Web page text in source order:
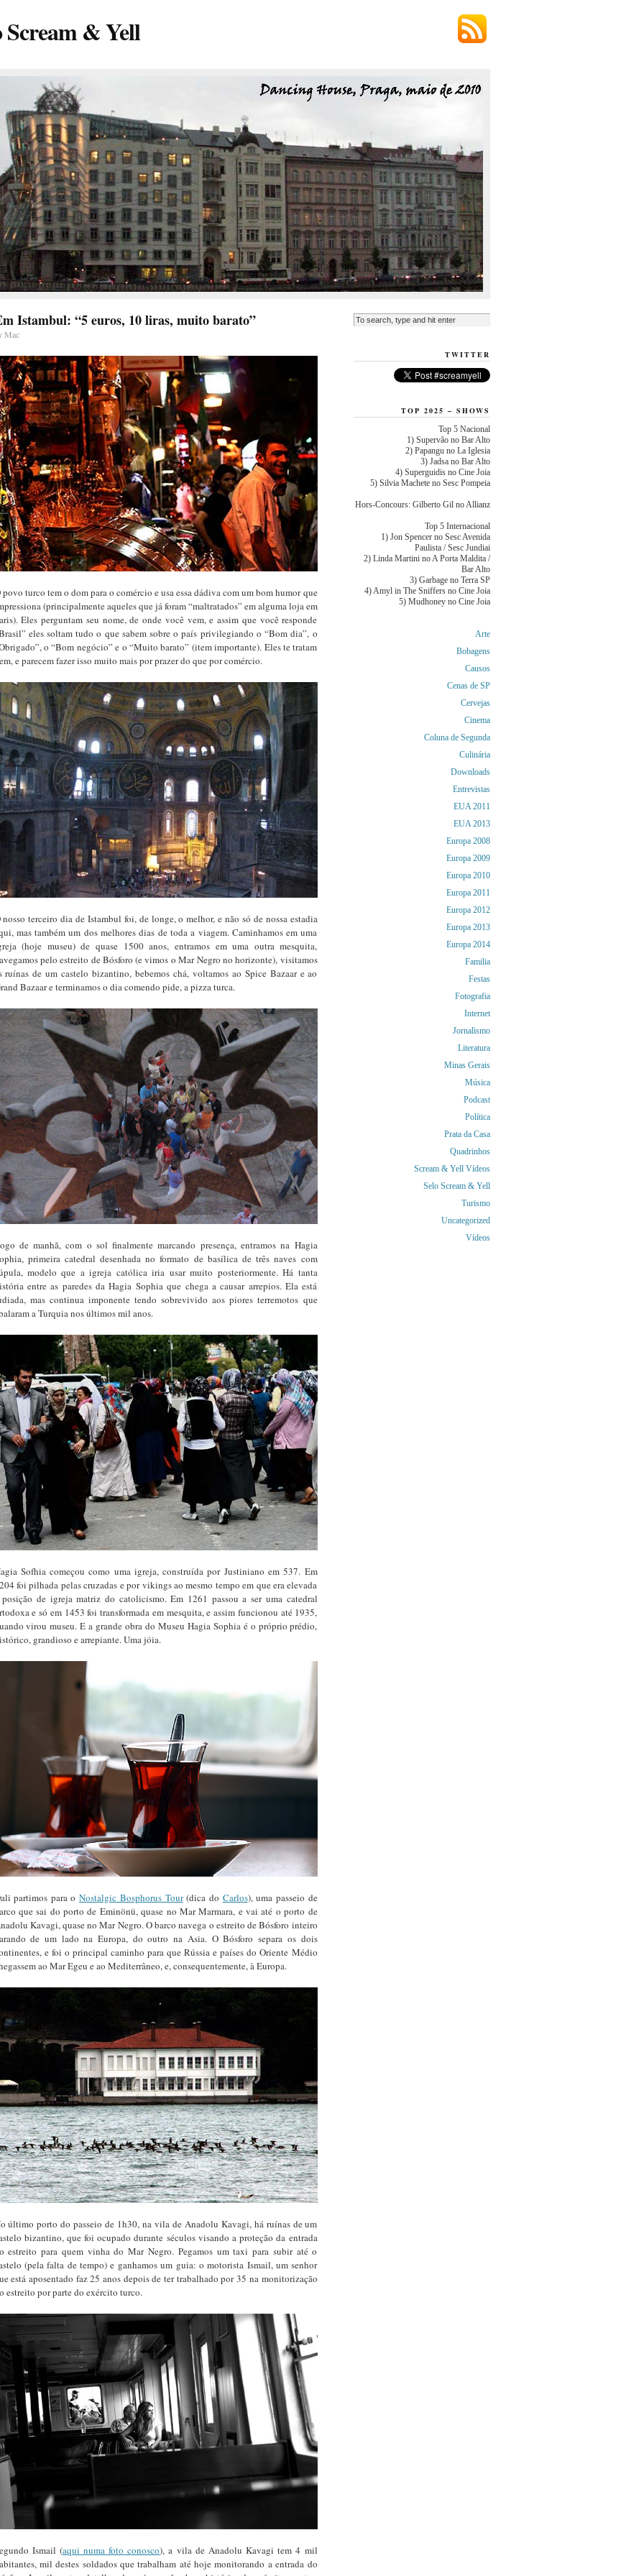
& Yell
Istambul: “5 euros, 10 liras, muito barato”
Mac
povo turco tem o dom para o comércio e usa essa dádiva com um bom humor que
(principalmente aqueles que já foram “maltratados” em alguma loja em
Eles perguntam seu nome, de onde você vem, e assim que você responde
eles soltam tudo o que sabem sobre o país privilegiando o “Bom dia”, o
o “Bom negócio” e o “Muito barato” (item importante). Eles te tratam
e parecem fazer isso muito mais por prazer do que por comércio.
nosso terceiro dia de Istambul foi, de longe, o melhor, e não só de nossa estadia
mas também um dos melhores dias de toda a viagem. Caminhamos em uma
(hoje museu) de quase 1500 anos, entramos em uma outra mesquita,
pelo estreito de Bósforo (e vimos o Mar Negro no horizonte), visitamos
ruínas de um castelo bizantino, bebemos chá, voltamos ao Spice Bazaar e ao
Bazaar e terminamos o dia comendo pide, a pizza turca.
de manhã, com o sol finalmente marcando presença, entramos na Hagia
primeira catedral desenhada no formato de basílica de três naves com
modelo que a igreja católica iria usar muito posteriormente. Há tanta
entre as paredes da Hagia Sophia que chega a causar arrepios. Ela está
mas continua imponente tendo sobrevivido aos piores terremotos que
a Turquia nos últimos mil anos.
Sofhia começou como uma igreja, construída por Justiniano em 537. Em
foi pilhada pelas cruzadas e por vikings ao mesmo tempo em que era elevada
de igreja matriz do catolicismo. Em 1261 passou a ser uma catedral
e só em 1453 foi transformada em mesquita, e assim funcionou até 1935,
virou museu. E a grande obra do Museu Hagia Sophia é o próprio prédio,
grandioso e arrepiante. Uma jóia.
partimos para oNostalgic Bosphorus Tour(dica do Carlos), uma passeio de
que sai do porto de Eminönü, quase no Mar Marmara, e vai até o porto de
Kavagi, quase no Mar Negro. O barco navega o estreito de Bósforo inteiro
de um lado na Europa, do outro na Asia. O Bósforo separa os dois
e foi o principal caminho para que Rússia e países do Oriente Médio
ao Mar Egeu e ao Mediterrâneo, e, consequentemente, à Europa.
último porto do passeio de 1h30, na vila de Anadolu Kavagi, há ruínas de um
bizantino, que foi ocupado durante séculos visando a proteção da entrada
estreito para quem vinha do Mar Negro. Pegamos um taxi para subir até o
(pela falta de tempo) e ganhamos um guia: o motorista Ismail, um senhor
está aposentado faz 25 anos depois de ter trabalhado por 35 na monitorização
estreito por parte do exército turco.
Ismail (aqui numa foto conosco), a vila de Anadolu Kavagi tem 4 mil
mil destes soldados que trabalham até hoje monitorando a entrada do
TWITTER
TOP 2025 – SHOWS
Top 5 Nacional
1) Supervão no Bar Alto
2) Papangu no La Iglesia
3) Jadsa no Bar Alto
4) Superguidis no Cine Joia
5) Silvia Machete no Sesc Pompeia
Hors-Concours: Gilberto Gil no Allianz
Top 5 Internacional
1) Jon Spencer no Sesc Avenida
Paulista / Sesc Jundiai
2) Linda Martini no A Porta Maldita /
Bar Alto
3) Garbage no Terra SP
4) Amyl in The Sniffers no Cine Joia
5) Mudhoney no Cine Joia
Arte
Bobagens
Causos
Cenas de SP
Cervejas
Cinema
Coluna de Segunda
Culinária
Downloads
Entrevistas
EUA 2011
EUA 2013
Europa 2008
Europa 2009
Europa 2010
Europa 2011
Europa 2012
Europa 2013
Europa 2014
Familia
Festas
Fotografia
Internet
Jornalismo
Literatura
Minas Gerais
Música
Podcast
Política
Prata da Casa
Quadrinhos
Scream & Yell Vídeos
Selo Scream & Yell
Turismo
Uncategorized
Vídeos